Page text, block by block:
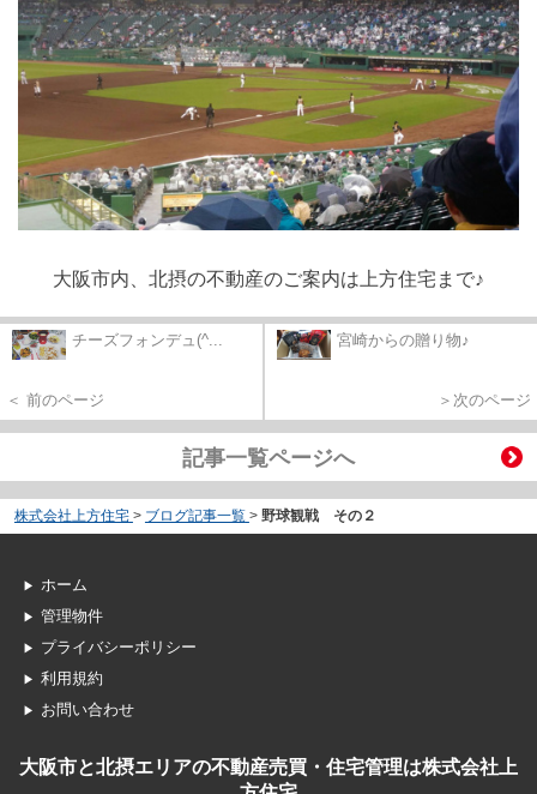
大阪市内、北摂の不動産のご案内は上方住宅まで♪
チーズフォンデュ(^...
＜ 前のページ
宮崎からの贈り物♪
＞次のページ
記事一覧ページへ
株式会社上方住宅 > ブログ記事一覧 > 野球観戦 その２
ホーム
管理物件
プライバシーポリシー
利用規約
お問い合わせ
大阪市と北摂エリアの不動産売買・住宅管理は株式会社上